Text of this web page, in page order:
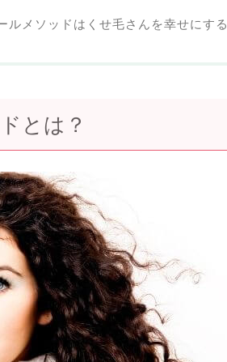
ルメソッドはくせ毛さんを幸せにする
とは？